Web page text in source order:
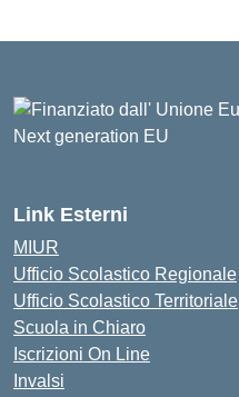
Link Esterni
MIUR
Ufficio Scolastico Regionale
Ufficio Scolastico Territoriale
Scuola in Chiaro
Iscrizioni On Line
Invalsi